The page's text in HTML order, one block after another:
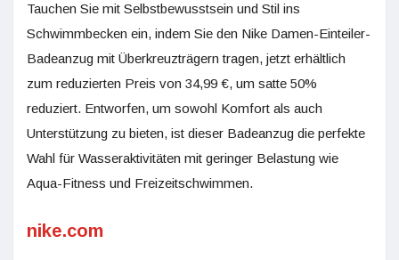
Tauchen Sie mit Selbstbewusstsein und Stil ins
Schwimmbecken ein, indem Sie den Nike Damen-Einteiler-
Badeanzug mit Überkreuzträgern tragen, jetzt erhältlich
zum reduzierten Preis von 34,99 €, um satte 50%
reduziert. Entworfen, um sowohl Komfort als auch
Unterstützung zu bieten, ist dieser Badeanzug die perfekte
Wahl für Wasseraktivitäten mit geringer Belastung wie
Aqua-Fitness und Freizeitschwimmen.
nike.com